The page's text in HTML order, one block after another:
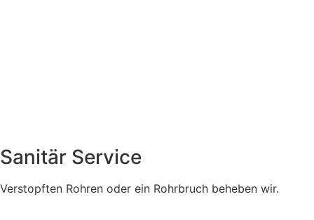
Sanitär Service
Verstopften Rohren oder ein Rohrbruch beheben wir.